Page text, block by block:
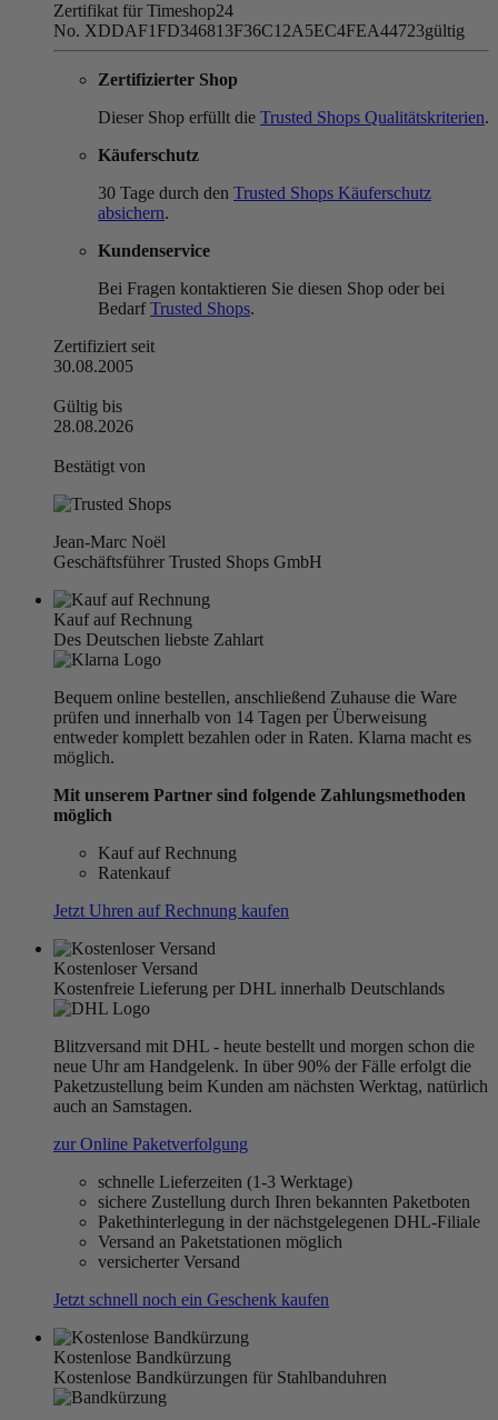
Zertifikat für Timeshop24
No. XDDAF1FD346813F36C12A5EC4FEA44723gültig
Zertifizierter Shop
Dieser Shop erfüllt die Trusted Shops Qualitätskriterien.
Käuferschutz
30 Tage durch den Trusted Shops Käuferschutz
absichern.
Kundenservice
Bei Fragen kontaktieren Sie diesen Shop oder bei
BedarfTrusted Shops.
Zertifiziert seit
30.08.2005
Gültig bis
28.08.2026
Bestätigt von
Jean-Marc Noël
Geschäftsführer Trusted Shops GmbH
Kauf auf Rechnung
Des Deutschen liebste Zahlart
Bequem online bestellen, anschließend Zuhause die Ware
prüfen und innerhalb von 14 Tagen per Überweisung
entweder komplett bezahlen oder in Raten. Klarna macht es
möglich.
Mit unserem Partner sind folgende Zahlungsmethoden
möglich
Kauf auf Rechnung
Ratenkauf
Jetzt Uhren auf Rechnung kaufen
Kostenloser Versand
Kostenfreie Lieferung per DHL innerhalb Deutschlands
Blitzversand mit DHL - heute bestellt und morgen schon die
neue Uhr am Handgelenk. In über 90% der Fälle erfolgt die
Paketzustellung beim Kunden am nächsten Werktag, natürlich
auch an Samstagen.
zur Online Paketverfolgung
schnelle Lieferzeiten (1-3 Werktage)
sichere Zustellung durch Ihren bekannten Paketboten
Pakethinterlegung in der nächstgelegenen DHL-Filiale
Versand an Paketstationen möglich
versicherter Versand
Jetzt schnell noch ein Geschenk kaufen
Kostenlose Bandkürzung
Kostenlose Bandkürzungen für Stahlbanduhren